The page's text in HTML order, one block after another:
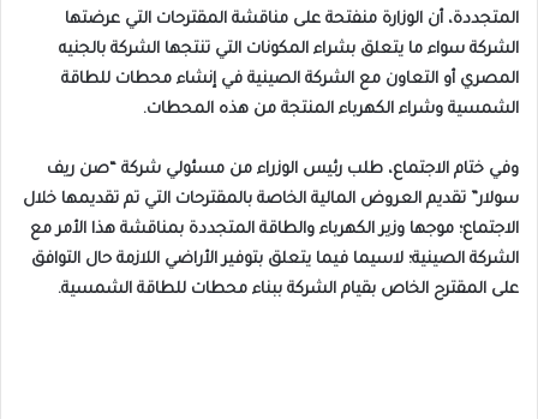
المتجددة، أن الوزارة منفتحة على مناقشة المقترحات التي عرضتها
الشركة سواء ما يتعلق بشراء المكونات التي تنتجها الشركة بالجنيه
المصري أو التعاون مع الشركة الصينية في إنشاء محطات للطاقة
الشمسية وشراء الكهرباء المنتجة من هذه المحطات.
وفي ختام الاجتماع، طلب رئيس الوزراء من مسئولي شركة “صن ريف
سولار” تقديم العروض المالية الخاصة بالمقترحات التي تم تقديمها خلال
الاجتماع؛ موجها وزير الكهرباء والطاقة المتجددة بمناقشة هذا الأمر مع
الشركة الصينية؛ لاسيما فيما يتعلق بتوفير الأراضي اللازمة حال التوافق
على المقترح الخاص بقيام الشركة ببناء محطات للطاقة الشمسية.